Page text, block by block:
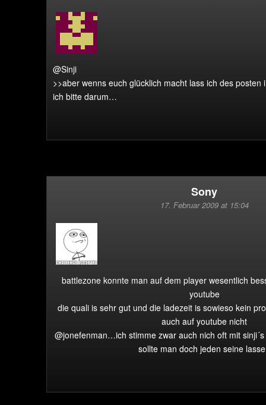
@Sinji
>>aber wenns euch glücklich macht lass ich des posten
ich bitte darum…
Sony
17. Februar 2009 at 15:04
battlezone konnte man auf dem player wesentlich
youtube
die quali is sehr gut und die ladezeit is sowieso kein
auch auf youtube nicht
@jonefenman…ich stimme zwar auch nich oft mit
sollte man doch jeden seine